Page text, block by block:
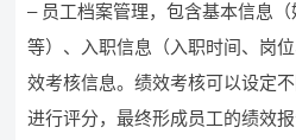
– 员工档案管理，包含基本信息
等）、入职信息（入职时间、岗
效考核信息。绩效考核可以设定
进行评分，最终形成员工的绩效报